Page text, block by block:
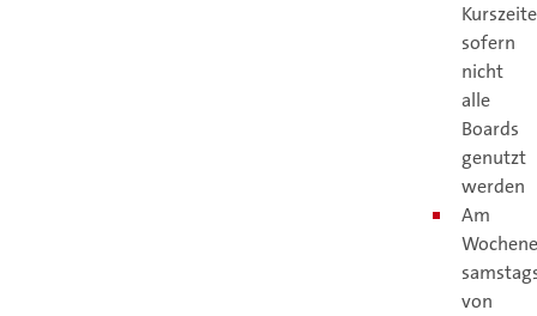
sofern
nicht
alle
Boards
genutzt
werden
Am
von